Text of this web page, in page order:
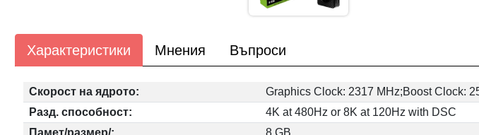
Характеристики Мнения Въпроси
Скорост на ядрото:
Graphics Clock: 2317 MHz;Boost Clock:
Разд. способност:
4K at 480Hz or 8K at 120Hz with DSC
Памет/размер/:
8 GB